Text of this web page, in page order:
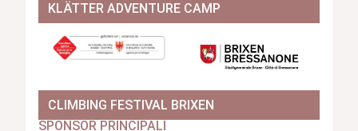
KLÄTTER ADVENTURE CAMP
CLIMBING FESTIVAL BRIXEN
SPONSOR PRINCIPALI